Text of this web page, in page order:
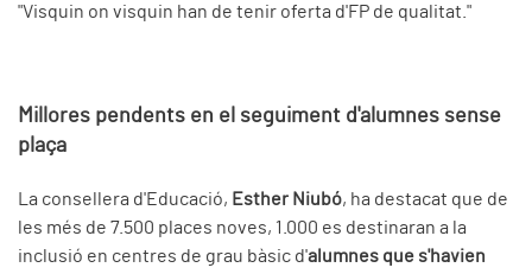
"Visquin on visquin han de tenir oferta d'FP de qualitat."
Millores pendents en el seguiment d'alumnes sense
plaça
La consellera d'Educació, Esther Niubó, ha destacat que de
les més de 7.500 places noves, 1.000 es destinaran a la
inclusió en centres de grau bàsic d'alumnes que s'havien